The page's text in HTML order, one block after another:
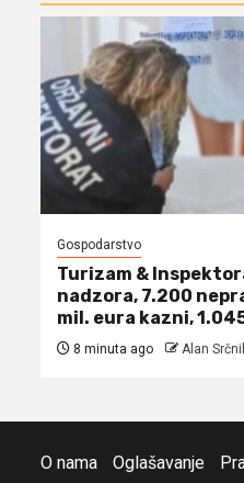
Gospodarstvo
Turizam &
nadzora, 7.200
mil. eura kazni,
8 minuta ago Alan
O nama Oglašavanje